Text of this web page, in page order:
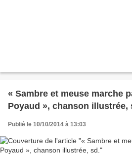
« Sambre et meuse marche
Poyaud », chanson illustrée,
Publié le 10/10/2014 à 13:03